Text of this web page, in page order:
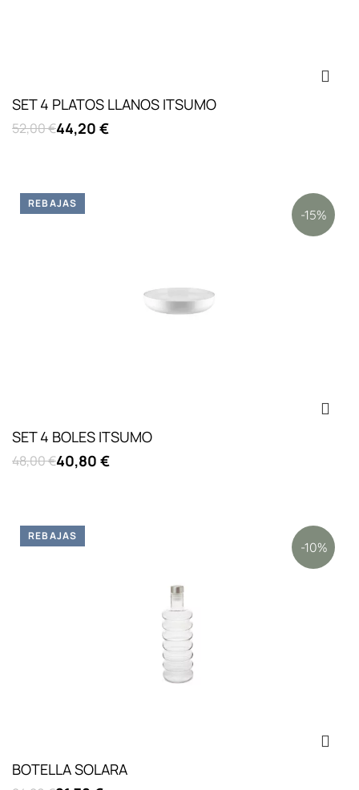
SET 4 PLATOS LLANOS ITSUMO
52,00 €44,20 €
SET 4 BOLES ITSUMO
48,00 €40,80 €
-15%
REBAJAS
BOTELLA SOLARA
-10%
REBAJAS